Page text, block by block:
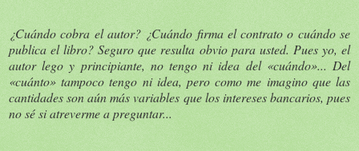
¿Cuándo cobra el autor? ¿Cuándo firma el contrato o cuándo se
publica el libro? Seguro que resulta obvio para usted. Pues yo, el
autor lego y principiante, no tengo ni idea del «cuándo»... Del
«cuánto» tampoco tengo ni idea, pero como me imagino que las
cantidades son aún más variables que los intereses bancarios, pues
no sé si atreverme a preguntar...